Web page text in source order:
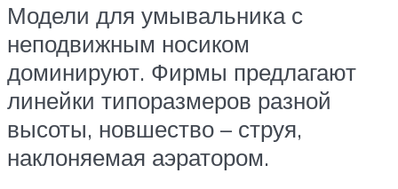
Модели для умывальника с
неподвижным носиком
доминируют. Фирмы предлагают
линейки типоразмеров разной
высоты, новшество – струя,
наклоняемая аэратором.